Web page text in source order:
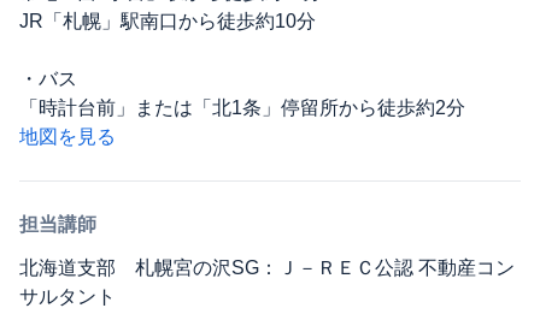
JR「札幌」駅南口から徒歩約10分
・バス
「時計台前」または「北1条」停留所から徒歩約2分
地図を見る
担当講師
北海道支部 札幌宮の沢SG：Ｊ－ＲＥＣ公認 不動産コン
サルタント